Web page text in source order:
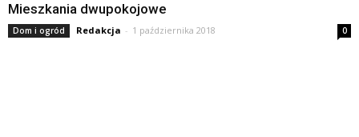
Mieszkania dwupokojowe
Dom i ogród Redakcja - 1 października 2018 0